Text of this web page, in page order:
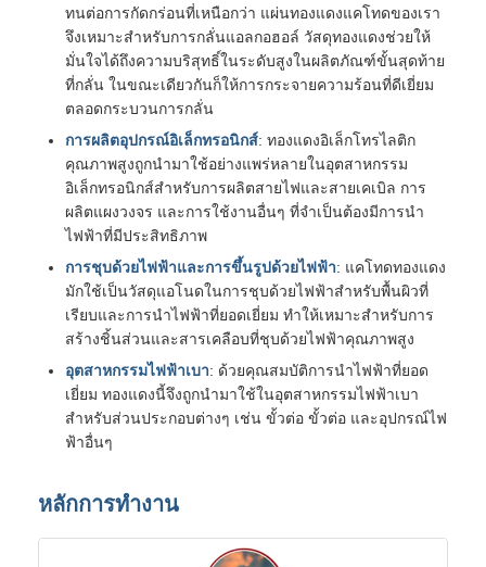
ทนต่อการกัดกร่อนที่เหนือกว่า แผ่นทองแดงแคโทดของเรา
จึงเหมาะสำหรับการกลั่นแอลกอฮอล์ วัสดุทองแดงช่วยให้
มั่นใจได้ถึงความบริสุทธิ์ในระดับสูงในผลิตภัณฑ์ขั้นสุดท้าย
ที่กลั่น ในขณะเดียวกันก็ให้การกระจายความร้อนที่ดีเยี่ยม
ตลอดกระบวนการกลั่น
การผลิตอุปกรณ์อิเล็กทรอนิกส์: ทองแดงอิเล็กโทรไลติก
คุณภาพสูงถูกนำมาใช้อย่างแพร่หลายในอุตสาหกรรม
อิเล็กทรอนิกส์สำหรับการผลิตสายไฟและสายเคเบิล การ
ผลิตแผงวงจร และการใช้งานอื่นๆ ที่จำเป็นต้องมีการนำ
ไฟฟ้าที่มีประสิทธิภาพ
การชุบด้วยไฟฟ้าและการขึ้นรูปด้วยไฟฟ้า: แคโทดทองแดง
มักใช้เป็นวัสดุแอโนดในการชุบด้วยไฟฟ้าสำหรับพื้นผิวที่
เรียบและการนำไฟฟ้าที่ยอดเยี่ยม ทำให้เหมาะสำหรับการ
สร้างชิ้นส่วนและสารเคลือบที่ชุบด้วยไฟฟ้าคุณภาพสูง
อุตสาหกรรมไฟฟ้าเบา: ด้วยคุณสมบัติการนำไฟฟ้าที่ยอด
เยี่ยม ทองแดงนี้จึงถูกนำมาใช้ในอุตสาหกรรมไฟฟ้าเบา
สำหรับส่วนประกอบต่างๆ เช่น ขั้วต่อ ขั้วต่อ และอุปกรณ์ไฟ
ฟ้าอื่นๆ
หลักการทำงาน